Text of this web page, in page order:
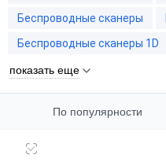
Беспроводные сканеры
Беспроводные сканеры 1D
показать еще
По популярности